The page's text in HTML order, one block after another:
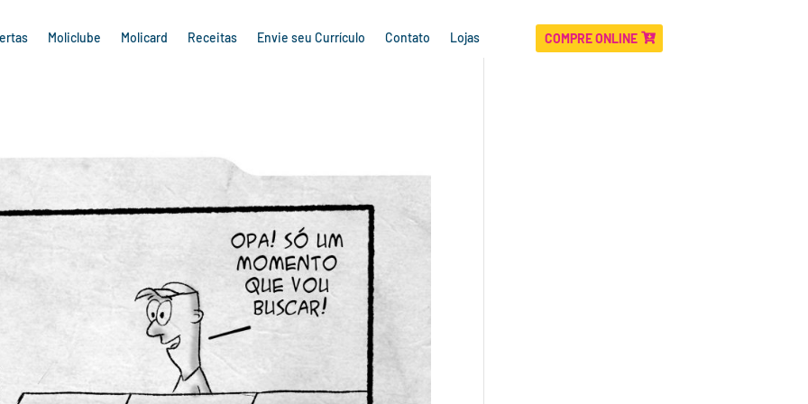
Moliclube Molicard Receitas Envie seu Currículo Contato Lojas COMPRE ONLINE